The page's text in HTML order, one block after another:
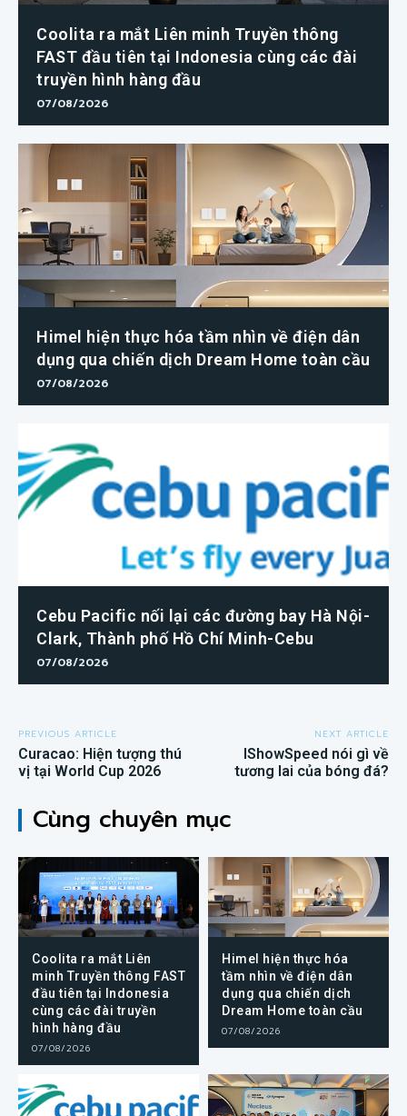
Coolita ra mắt Liên minh Truyền thông
FAST đầu tiên tại Indonesia cùng các đài
truyền hình hàng đầu
07/08/2026
Himel hiện thực hóa tầm nhìn về điện dân
dụng qua chiến dịch Dream Home toàn cầu
07/08/2026
Cebu Pacific nối lại các đường bay Hà Nội-
Clark, Thành phố Hồ Chí Minh-Cebu
07/08/2026
PREVIOUS ARTICLE
Curacao: Hiện tượng thú
vị tại World Cup 2026
NEXT ARTICLE
IShowSpeed nói gì về
tương lai của bóng đá?
Cùng chuyên mục
Coolita ra mắt Liên
minh Truyền thông FAST
đầu tiên tại Indonesia
cùng các đài truyền
hình hàng đầu
07/08/2026
Himel hiện thực hóa
tầm nhìn về điện dân
dụng qua chiến dịch
Dream Home toàn cầu
07/08/2026